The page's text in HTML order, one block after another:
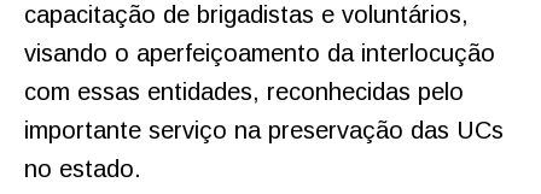
capacitação de brigadistas e voluntários,
visando o aperfeiçoamento da interlocução
com essas entidades, reconhecidas pelo
importante serviço na preservação das UCs
no estado.